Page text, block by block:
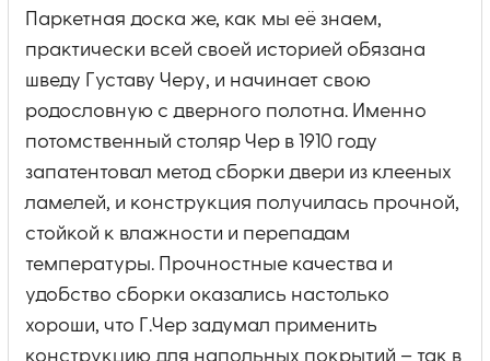
Паркетная доска же, как мы её знаем,
практически всей своей историей обязана
шведу Густаву Черу, и начинает свою
родословную с дверного полотна. Именно
потомственный столяр Чер в 1910 году
запатентовал метод сборки двери из клееных
ламелей, и конструкция получилась прочной,
стойкой к влажности и перепадам
температуры. Прочностные качества и
удобство сборки оказались настолько
хороши, что Г.Чер задумал применить
конструкцию для напольных покрытий – так в